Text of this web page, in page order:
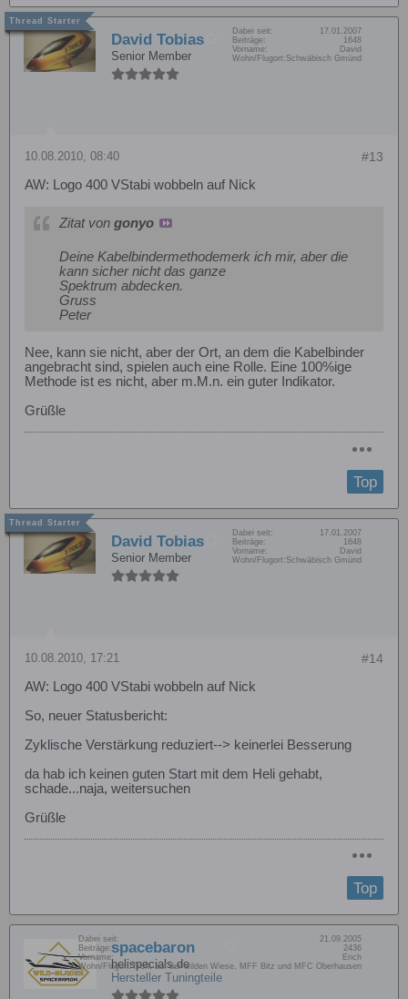
David Tobias
Senior Member
Dabei seit:
17.01.2007
Beiträge:
1648
Vorname:
David
Wohn/Flugort: Schwäbisch Gmünd
#13
10.08.2010, 08:40
AW: Logo 400 VStabi wobbeln auf Nick
Zitat von gonyo
Deine Kabelbindermethodemerk ich mir, aber die
kann sicher nicht das ganze
Spektrum abdecken.
Gruss
Peter
Nee, kann sie nicht, aber der Ort, an dem die Kabelbinder
angebracht sind, spielen auch eine Rolle. Eine 100%ige
Methode ist es nicht, aber m.M.n. ein guter Indikator.
Grüßle
Top
David Tobias
Senior Member
Dabei seit:
17.01.2007
Beiträge:
1648
Vorname:
David
Wohn/Flugort: Schwäbisch Gmünd
#14
10.08.2010, 17:21
AW: Logo 400 VStabi wobbeln auf Nick
So, neuer Statusbericht:
Zyklische Verstärkung reduziert--> keinerlei Besserung
da hab ich keinen guten Start mit dem Heli gehabt,
schade...naja, weitersuchen
Grüßle
Top
spacebaron
helispecials.de
Hersteller Tuningteile
Dabei seit:
21.09.2005
Beiträge:
2436
Vorname:
Erich
Wohn/Flugort:Trofi, auf der wilden Wiese, MFF Bitz und MFC Oberhausen